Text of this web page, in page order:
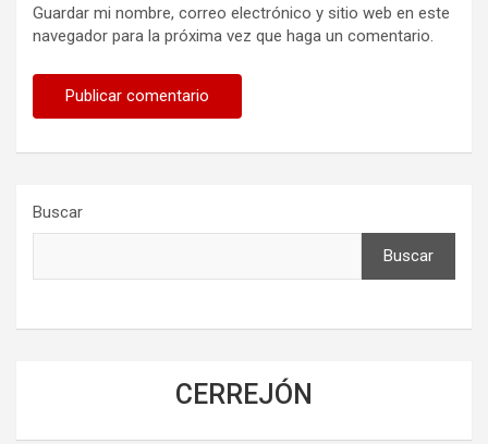
Guardar mi nombre, correo electrónico y sitio web en este
navegador para la próxima vez que haga un comentario.
Buscar
Buscar
CERREJÓN